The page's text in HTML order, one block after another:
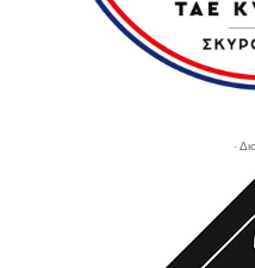
-